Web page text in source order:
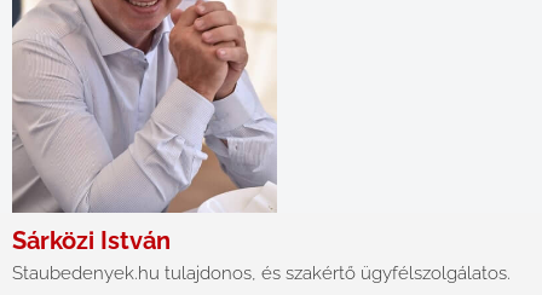
Sárközi István
Staubedenyek.hu tulajdonos, és szakértő ügyfélszolgálatos.